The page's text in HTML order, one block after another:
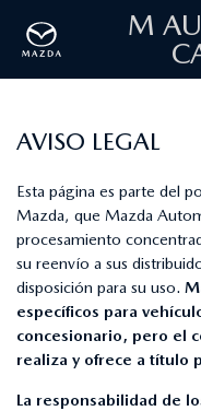
M
AVISO LEGAL
Esta página es parte del
Mazda, que Mazda
procesamiento
su reenvío a sus
disposición para su uso.
específicos para
concesionario, pero el
realiza y ofrece a título
La responsabilidad de